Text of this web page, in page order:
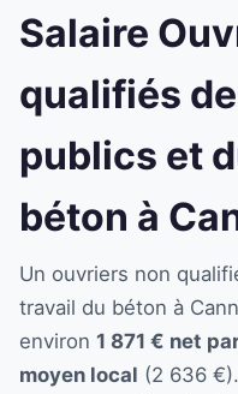
Salaire
qualifiés
publics et
béton à
Un ouvriers non
travail du béton à
environ 1 871 € net
moyen local (2 636